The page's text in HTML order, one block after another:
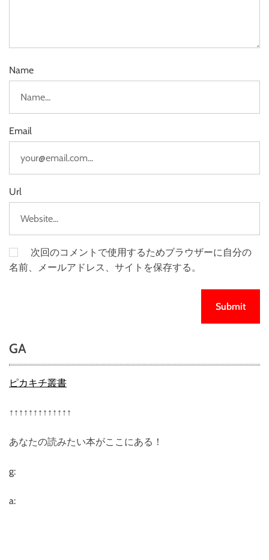
Name
Email
Url
次回のコメントで使用するためブラウザーに自分の
名前、メールアドレス、サイトを保存する。
GA
ピカキチ叢書
↑↑↑↑↑↑↑↑↑↑↑↑↑
あなたの読みたい本がここにある！
g:
a: